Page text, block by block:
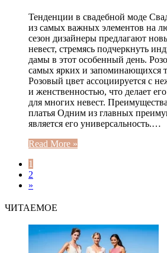
Тенденции в свадебной моде
из самых важных элементов на
сезон дизайнеры предлагают
невест, стремясь подчеркнуть
дамы в этот особенный день.
самых ярких и запоминающихся
Розовый цвет ассоциируется с
и женственностью, что делает
для многих невест.
платья Одним из главных
является его универсальность.…
Read More »
1
2
»
ЧИТАЕМОЕ